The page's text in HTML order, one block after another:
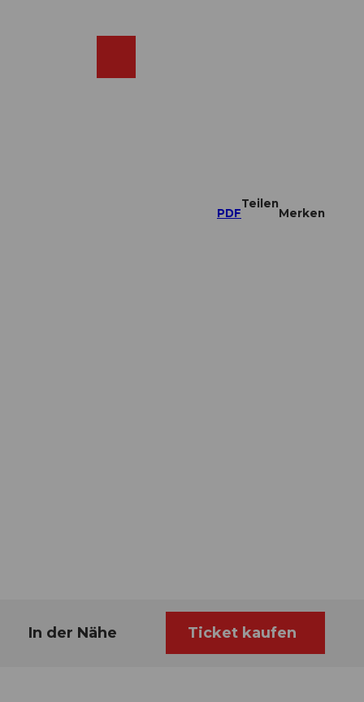
PDF
Teilen
Merken
In der Nähe Ticket kaufen